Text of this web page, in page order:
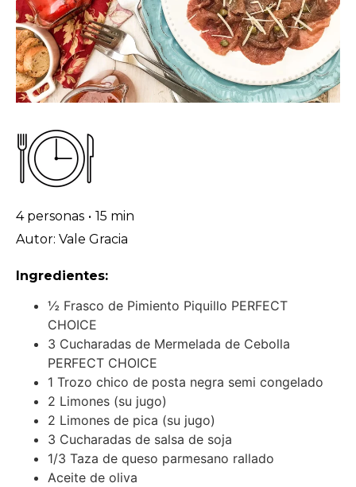
4 personas • 15 min
Autor: Vale Gracia
Ingredientes:
½ Frasco de Pimiento Piquillo PERFECT
CHOICE
3 Cucharadas de Mermelada de Cebolla
PERFECT CHOICE
1 Trozo chico de posta negra semi congelado
2 Limones (su jugo)
2 Limones de pica (su jugo)
3 Cucharadas de salsa de soja
1/3 Taza de queso parmesano rallado
Aceite de oliva